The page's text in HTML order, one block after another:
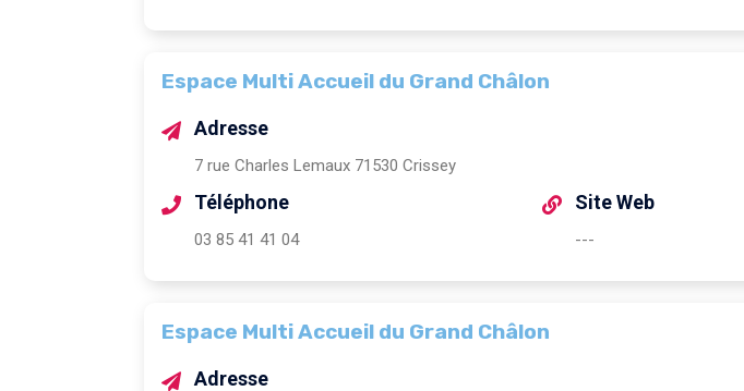
Espace Multi Accueil du Grand Châlon
Adresse
7 rue Charles Lemaux 71530 Crissey
Téléphone
03 85 41 41 04
Site Web
---
Espace Multi Accueil du Grand Châlon
Adresse